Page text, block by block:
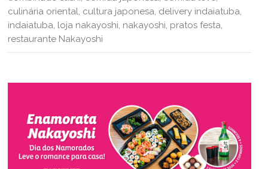
culinária oriental, cultura japonesa, delivery indaiatuba,
indaiatuba, loja nakayoshi, nakayoshi, pratos festa,
restaurante Nakayoshi